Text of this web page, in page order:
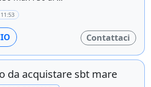
Contattaci
da acquistare sbt mare